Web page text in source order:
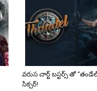
వరుస చార్ట్ బస్టర్స్ తో
సిక్సర్!